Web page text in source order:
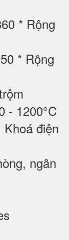
* Rộng
* Rộng
- 1200°C
điện
ngân